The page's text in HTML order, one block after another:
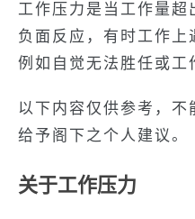
工作压力是当工作量超
负面反应，有时工作上
例如自觉无法胜任或工
以下内容仅供参考，不
给予阁下之个人建议。
关于工作压力